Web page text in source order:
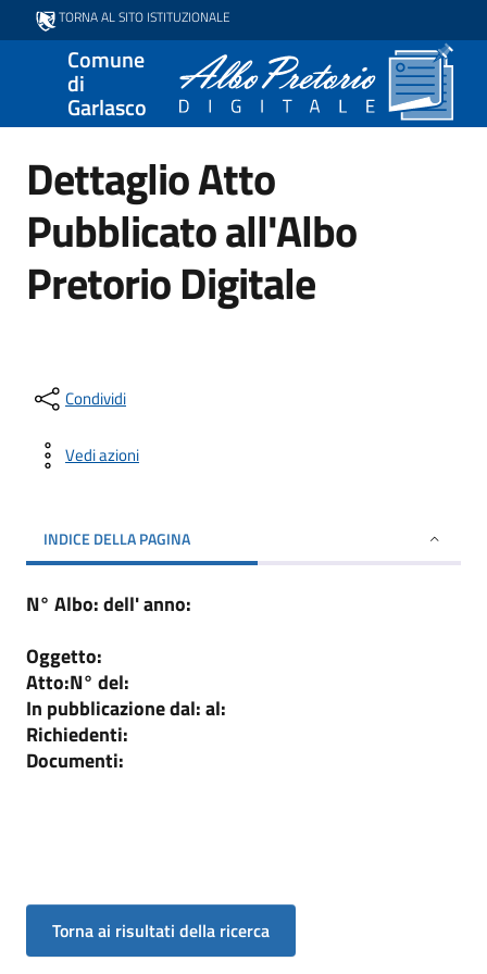
TORNA AL SITO ISTITUZIONALE
Comune
di
Garlasco
Dettaglio Atto
Pubblicato all'Albo
Pretorio Digitale
Condividi
Vedi azioni
INDICE DELLA PAGINA
N° Albo:dell' anno:
Oggetto:
Atto:N° del:
In pubblicazione dal:al:
Richiedenti:
Documenti: